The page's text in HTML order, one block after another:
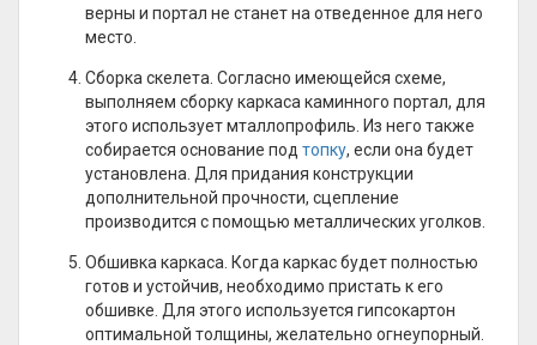
верны и портал не станет на отведенное для него
место.
Сборка скелета. Согласно имеющейся схеме,
выполняем сборку каркаса каминного портал, для
этого использует мталлопрофиль. Из него также
собирается основание под топку, если она будет
установлена. Для придания конструкции
дополнительной прочности, сцепление
производится с помощью металлических уголков.
Обшивка каркаса. Когда каркас будет полностью
готов и устойчив, необходимо пристать к его
обшивке. Для этого используется гипсокартон
оптимальной толщины, желательно огнеупорный.